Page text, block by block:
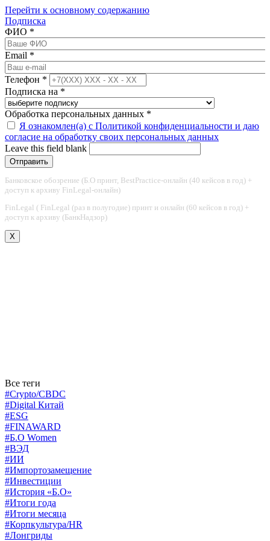
Перейти к основному содержанию
Подписка
ФИО *
Email *
Телефон *
Подписка на *
Обработка персональных данных *
Я ознакомлен(а) с Политикой конфиденциальности и даю
согласие на обработку своих персональных данных
Leave this field blank
Банковское обозрение (Б.О принт, BestPractice-онлайн (40 кейсов в год) +
доступ к архиву FinLegal-онлайн)
FinLegal ( FinLegal (раз в полугодие) принт и онлайн (60 кейсов в год) +
доступ к архиву (БанкНадзор)
X
Все теги
#Crypto/CBDC
#Digital Китай
#ESG
#FINAWARD
#Б.О Women
#ВЭД
#ИИ
#Импортозамещение
#Инвестиции
#История «Б.О»
#Итоги года
#Итоги месяца
#Корпкультура/HR
#Лонгриды